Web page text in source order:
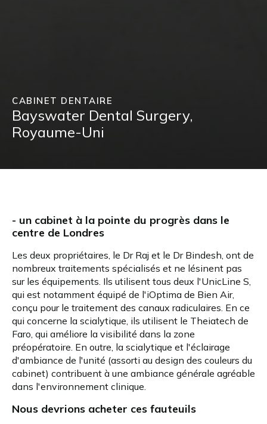
CABINET DENTAIRE
Bayswater Dental Surgery,
Royaume-Uni
- un cabinet à la pointe du progrès dans le
centre de Londres
Les deux propriétaires, le Dr Raj et le Dr Bindesh, ont de
nombreux traitements spécialisés et ne lésinent pas
sur les équipements. Ils utilisent tous deux l'UnicLine S,
qui est notamment équipé de l'iOptima de Bien Air,
conçu pour le traitement des canaux radiculaires. En ce
qui concerne la scialytique, ils utilisent le Theiatech de
Faro, qui améliore la visibilité dans la zone
préopératoire. En outre, la scialytique et l'éclairage
d'ambiance de l'unité (assorti au design des couleurs du
cabinet) contribuent à une ambiance générale agréable
dans l'environnement clinique.
Nous devrions acheter ces fauteuils